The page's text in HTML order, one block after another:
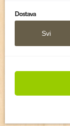
Dostava
Svi